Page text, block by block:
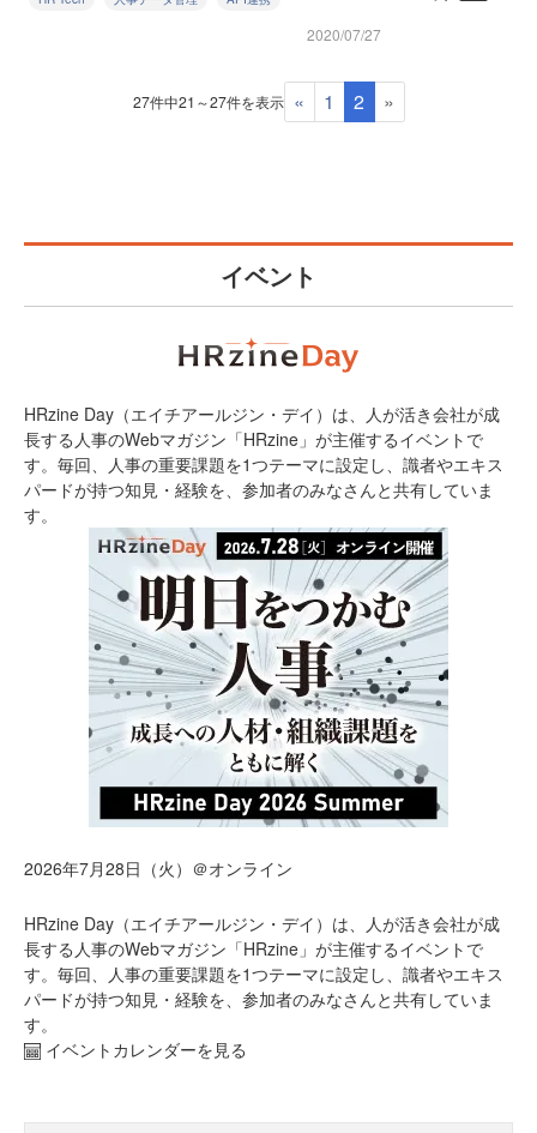
2020/07/27
27件中21～27件を表示 « 1 2 »
イベント
HRzine Day（エイチアールジン・デイ）は、人が活き会社が成
長する人事のWebマガジン「HRzine」が主催するイベントで
す。毎回、人事の重要課題を1つテーマに設定し、識者やエキス
パードが持つ知見・経験を、参加者のみなさんと共有していま
す。
2026年7月28日（火）＠オンライン
HRzine Day（エイチアールジン・デイ）は、人が活き会社が成
長する人事のWebマガジン「HRzine」が主催するイベントで
す。毎回、人事の重要課題を1つテーマに設定し、識者やエキス
パードが持つ知見・経験を、参加者のみなさんと共有していま
す。
イベントカレンダーを見る